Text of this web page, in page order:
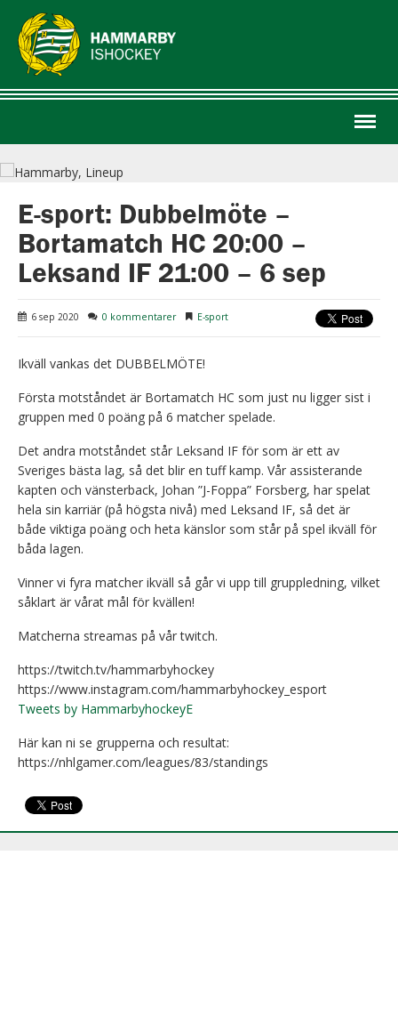
Menu
E-sport: Dubbelmöte –
Bortamatch HC 20:00 –
Leksand IF 21:00 – 6 sep
6 sep 2020 0 kommentarer E-sport
Ikväll vankas det DUBBELMÖTE!
Första motståndet är Bortamatch HC som just nu ligger sist i
gruppen med 0 poäng på 6 matcher spelade.
Det andra motståndet står Leksand IF för som är ett av
Sveriges bästa lag, så det blir en tuff kamp. Vår assisterande
kapten och vänsterback, Johan ”J-Foppa” Forsberg, har spelat
hela sin karriär (på högsta nivå) med Leksand IF, så det är
både viktiga poäng och heta känslor som står på spel ikväll för
båda lagen.
Vinner vi fyra matcher ikväll så går vi upp till gruppledning, vilket
såklart är vårat mål för kvällen!
Matcherna streamas på vår twitch.
https://twitch.tv/hammarbyhockey
https://www.instagram.com/hammarbyhockey_esport
Tweets by HammarbyhockeyE
Här kan ni se grupperna och resultat:
https://nhlgamer.com/leagues/83/standings